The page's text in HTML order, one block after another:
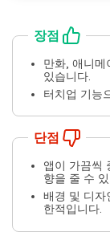
장점
만화, 애니메
있습니다.
터치업 기능
단점
앱이 가끔씩
향을 줄 수
배경 및 디자
한적입니다.